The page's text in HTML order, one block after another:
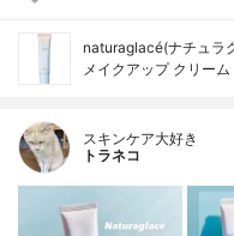
naturaglacé(ナチュラ
メイクアップ クリーム
スキンケア大好き
トラネコ